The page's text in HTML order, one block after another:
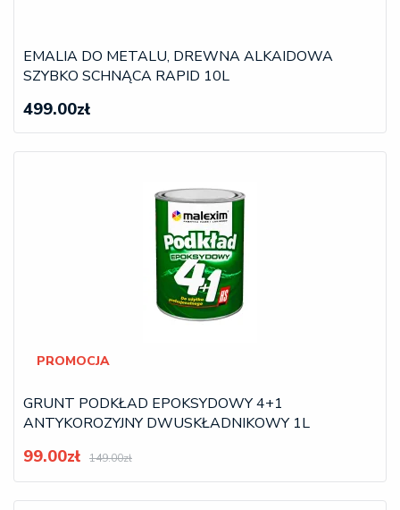
EMALIA DO METALU, DREWNA ALKAIDOWA
SZYBKO SCHNĄCA RAPID 10L
499.00zł
PROMOCJA
GRUNT PODKŁAD EPOKSYDOWY 4+1
ANTYKOROZYJNY DWUSKŁADNIKOWY 1L
99.00zł 149.00zł